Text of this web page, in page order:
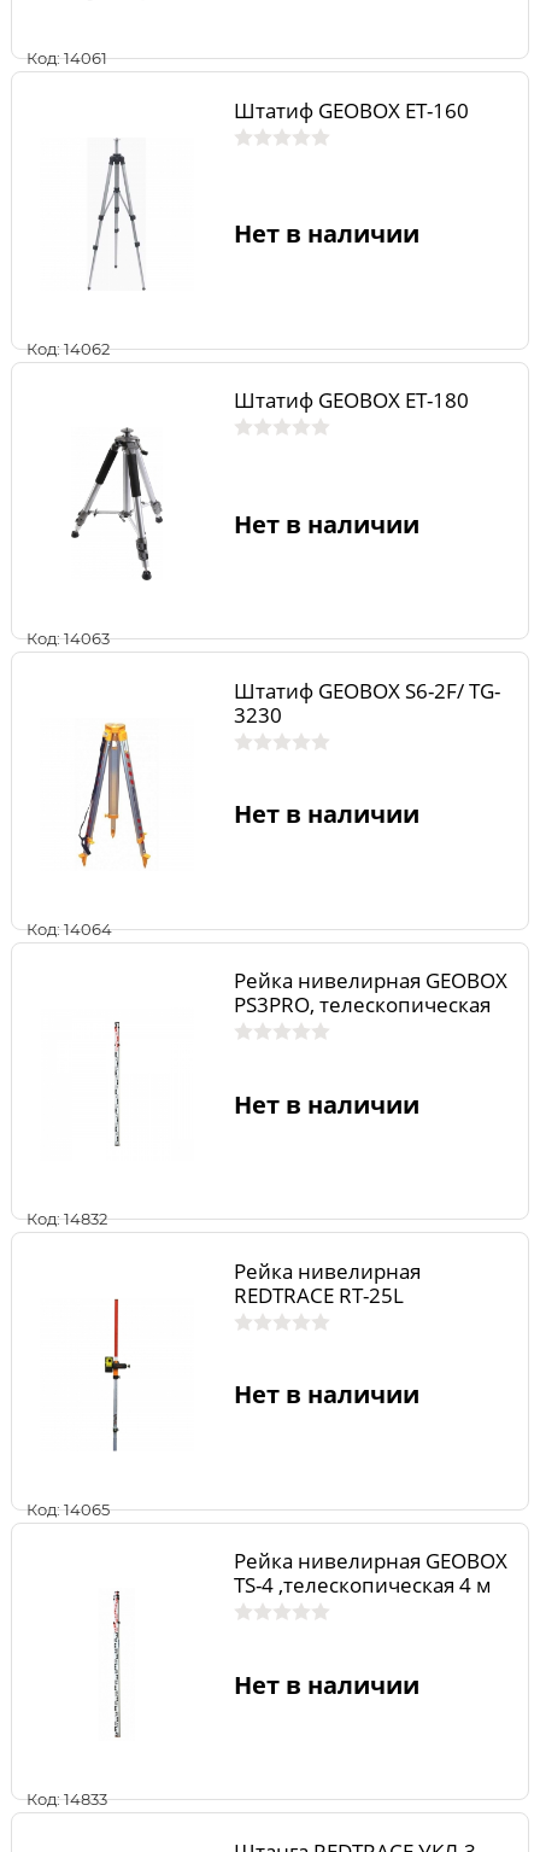
Код: 14061
Код: 14062
Штатиф GEOBOX ET-160
Нет в наличии
Код: 14063
Штатиф GEOBOX ET-180
Нет в наличии
Код: 14064
Штатиф GEOBOX S6-2F/ TG-
3230
Нет в наличии
Код: 14832
Рейка нивелирная GEOBOX
PS3PRO, телескопическая
Нет в наличии
Код: 14065
Рейка нивелирная
REDTRACE RT-25L
Нет в наличии
Код: 14833
Рейка нивелирная GEOBOX
TS-4 ,телескопическая 4 м
Нет в наличии